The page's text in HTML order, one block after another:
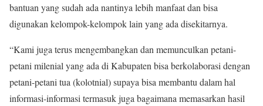
bantuan yang sudah ada nantinya lebih manfaat dan bisa
digunakan kelompok-kelompok lain yang ada disekitarnya.
“Kami juga terus mengembangkan dan memunculkan petani-
petani milenial yang ada di Kabupaten bisa berkolaborasi dengan
petani-petani tua (kolotnial) supaya bisa membantu dalam hal
informasi-informasi termasuk juga bagaimana memasarkan hasil